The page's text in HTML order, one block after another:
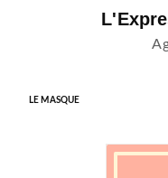
LE MASQUE